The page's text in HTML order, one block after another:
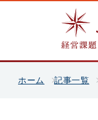
ホーム 記事一覧